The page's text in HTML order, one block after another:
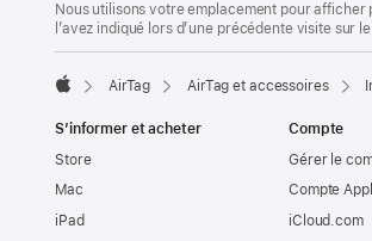
Nous utilisons votre emplacement pour
l’avez indiqué lors d’une précédente visite sur
AirTag AirTag et accessoires
S’informer et acheter
Store
Mac
iPad
Compte
Gérer le
Compte
iCloud.com